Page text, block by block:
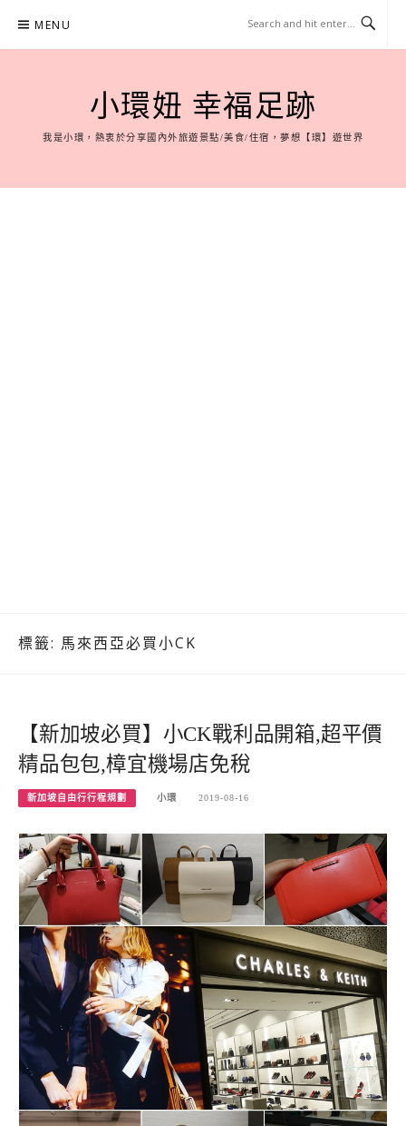
content
MENU
小環妞 幸福足跡
我是小環，熱衷於分享國內外旅遊景點/美食/住宿，夢想【環】遊世界
標籤: 馬來西亞必買小CK
【新加坡必買】小CK戰利品開箱,超平價
精品包包,樟宜機場店免稅
新加坡自由行行程規劃 小環 2019-08-16